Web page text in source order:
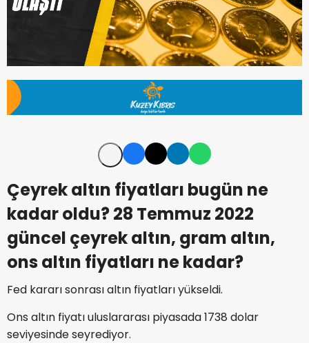
Çeyrek altın fiyatları bugün ne
kadar oldu? 28 Temmuz 2022
güncel çeyrek altın, gram altın,
ons altın fiyatları ne kadar?
Fed kararı sonrası altın fiyatları yükseldi.
Ons altın fiyatı uluslararası piyasada 1738 dolar
seviyesinde seyrediyor.